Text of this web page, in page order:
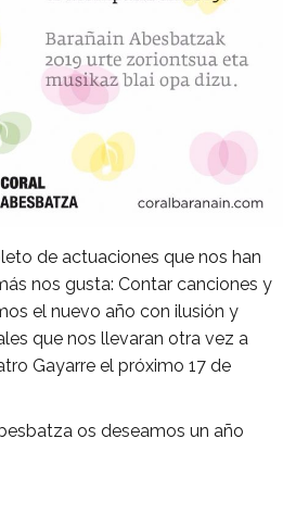
de actuaciones que nos han
nos gusta: Contar canciones y
el nuevo año con ilusión y
que nos llevaran otra vez a
Gayarre el próximo 17 de
os deseamos un año